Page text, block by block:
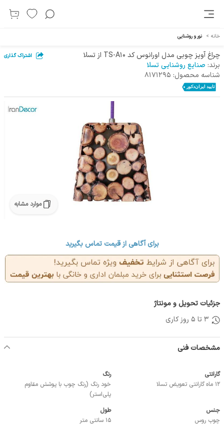
خانه > نور و روشنایی
چراغ آویز چوبی مدل اورانوس کد TS-A10 از تسلا اشتراک گذاری
برند: صنایع روشنایی تسلا
شناسه محصول: 8171295
موارد مشابه
برای آگاهی از قیمت تماس بگیرید
جزئیات تحویل و مونتاژ
3 تا 5 روز کاری
مشخصات فنی
گارانتی
12 ماه گارانتی تعویض تسلا
رنگ
خود رنگ (رنگ چوب با پوشش مقاوم
پلی‌استر)
جنس
چوب روس
طول
15 سانتی متر